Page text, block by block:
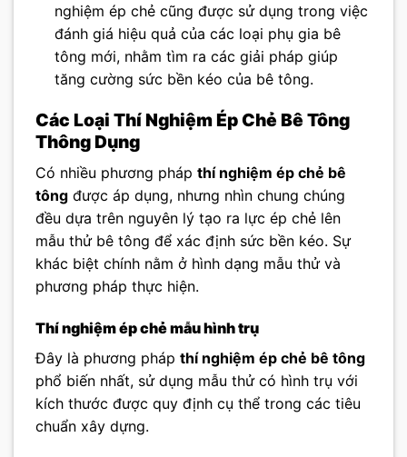
nghiệm ép chẻ cũng được sử dụng trong việc
đánh giá hiệu quả của các loại phụ gia bê
tông mới, nhằm tìm ra các giải pháp giúp
tăng cường sức bền kéo của bê tông.
Các Loại Thí Nghiệm Ép Chẻ Bê Tông
Thông Dụng
Có nhiều phương pháp thí nghiệm ép chẻ bê
tông được áp dụng, nhưng nhìn chung chúng
đều dựa trên nguyên lý tạo ra lực ép chẻ lên
mẫu thử bê tông để xác định sức bền kéo. Sự
khác biệt chính nằm ở hình dạng mẫu thử và
phương pháp thực hiện.
Thí nghiệm ép chẻ mẫu hình trụ
Đây là phương pháp thí nghiệm ép chẻ bê tông
phổ biến nhất, sử dụng mẫu thử có hình trụ với
kích thước được quy định cụ thể trong các tiêu
chuẩn xây dựng.